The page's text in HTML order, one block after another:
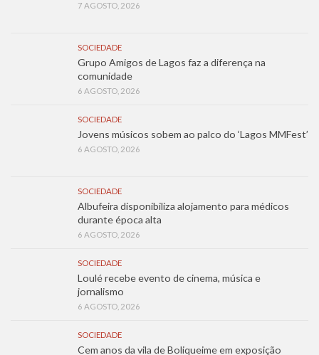
7 AGOSTO, 2026
SOCIEDADE
Grupo Amigos de Lagos faz a diferença na
comunidade
6 AGOSTO, 2026
SOCIEDADE
Jovens músicos sobem ao palco do ‘Lagos MMFest’
6 AGOSTO, 2026
SOCIEDADE
Albufeira disponibiliza alojamento para médicos
durante época alta
6 AGOSTO, 2026
SOCIEDADE
Loulé recebe evento de cinema, música e
jornalismo
6 AGOSTO, 2026
SOCIEDADE
Cem anos da vila de Boliqueime em exposição